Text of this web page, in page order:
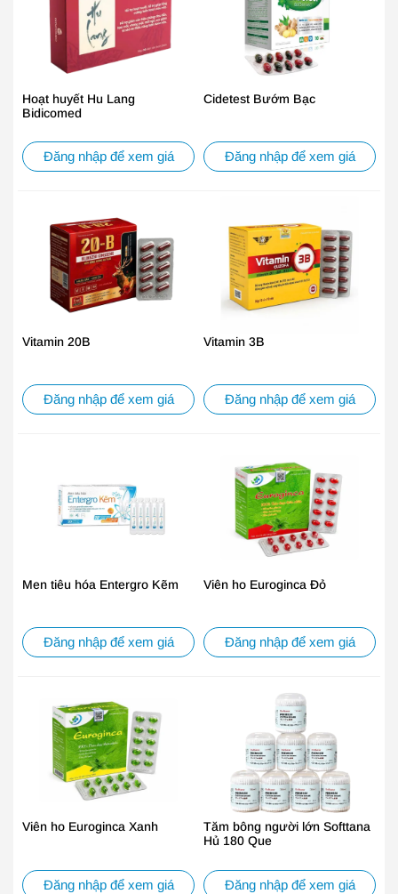
Hoạt huyết Hu Lang
Bidicomed
Đăng nhập để xem giá
Cidetest Bướm Bạc
Đăng nhập để xem giá
Vitamin 20B
Đăng nhập để xem giá
Vitamin 3B
Đăng nhập để xem giá
Men tiêu hóa Entergro Kẽm
Đăng nhập để xem giá
Viên ho Euroginca Đỏ
Đăng nhập để xem giá
Viên ho Euroginca Xanh
Đăng nhập để xem giá
Tăm bông người lớn Softtana
Hủ 180 Que
Đăng nhập để xem giá